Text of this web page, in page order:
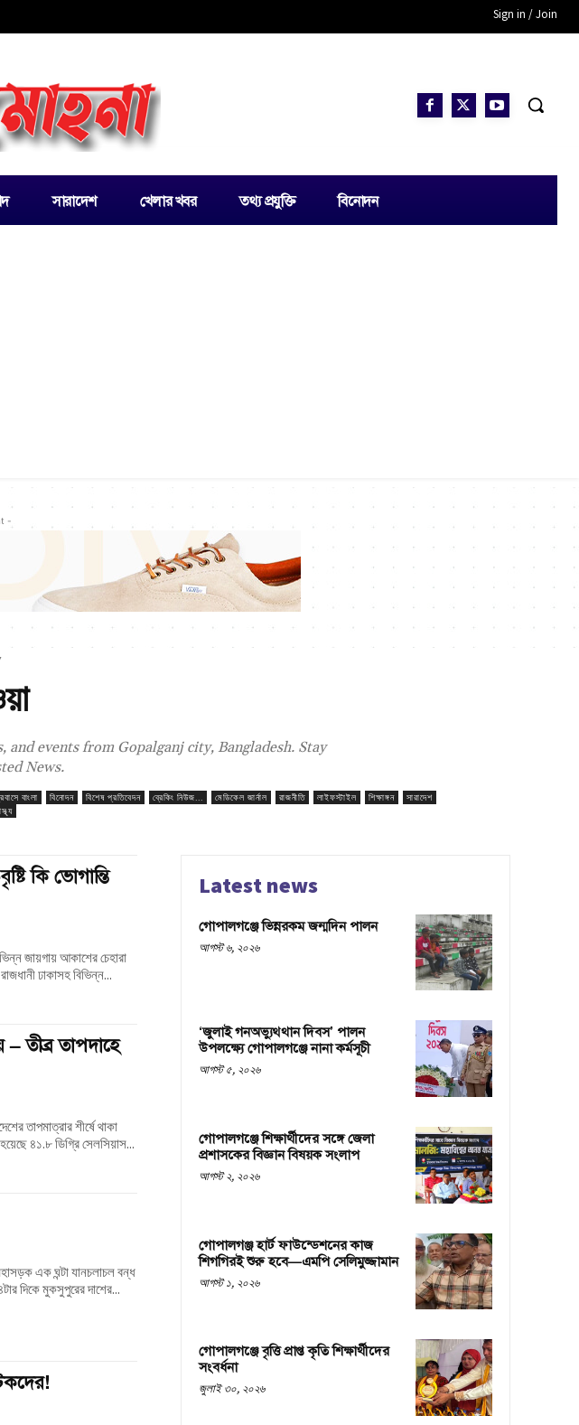
Sign in / Join
সারাদেশ খেলার খবর তথ্য প্রযুক্তি বিনোদন
-
events from Gopalganj city, Bangladesh. Stay
News.
বাংলা বিনোদন বিশেষ প্রতিবেদন ব্রেকিং নিউজ... মেডিকেল জার্নাল রাজনীতি লাইফস্টাইল শিক্ষাঙ্গন
সারাদেশ
কি ভোগান্তি
জায়গায় আকাশের চেহারা
ঢাকাসহ বিভিন্ন...
– তীব্র তাপদাহে
৪১.৮ ডিগ্রি সেলসিয়াস...
এক ঘন্টা যানচলাচল বন্ধ
বেলা সাড়ে ৪টার দিকে মুকসুপুরের দাশের...
Latest news
গোপালগঞ্জে ভিন্নরকম জন্মদিন পালন
আগস্ট ৬, ২০২৬
‘জুলাই গনঅভ্যুথ্থান দিবস’ পালন
উপলক্ষ্যে গোপালগঞ্জে নানা কর্মসূচী
আগস্ট ৫, ২০২৬
গোপালগঞ্জে শিক্ষার্থীদের সঙ্গে জেলা
প্রশাসকের বিজ্ঞান বিষয়ক সংলাপ
আগস্ট ২, ২০২৬
গোপালগঞ্জ হার্ট ফাউন্ডেশনের কাজ
শিগগিরই শুরু হবে—এমপি সেলিমুজ্জামান
আগস্ট ১, ২০২৬
গোপালগঞ্জে বৃত্তি প্রাপ্ত কৃতি শিক্ষার্থীদের
সংবর্ধনা
জুলাই ৩০, ২০২৬